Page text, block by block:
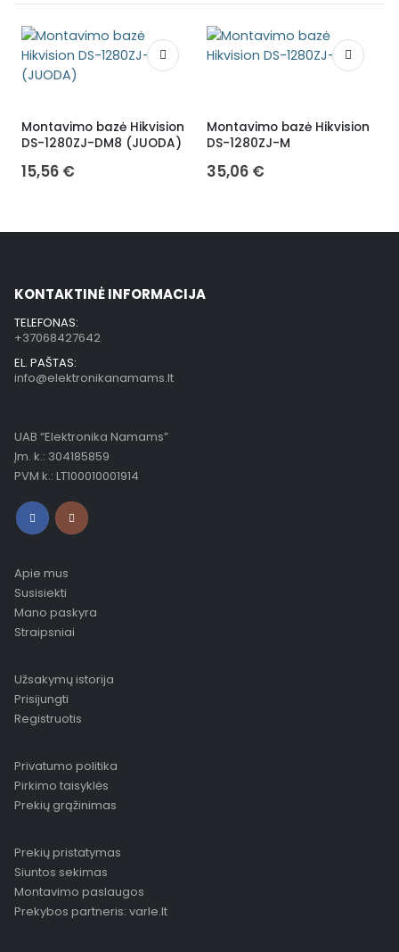
Montavimo bazė Hikvision
DS-1280ZJ-DM8 (JUODA)
15,56 €
Montavimo bazė Hikvision
DS-1280ZJ-M
35,06 €
KONTAKTINĖ INFORMACIJA
TELEFONAS:
+37068427642
EL. PAŠTAS:
info@elektronikanamams.lt
UAB “Elektronika Namams”
Įm. k.: 304185859
PVM k.: LT100010001914
Apie mus
Susisiekti
Mano paskyra
Straipsniai
Užsakymų istorija
Prisijungti
Registruotis
Privatumo politika
Pirkimo taisyklės
Prekių grąžinimas
Prekių pristatymas
Siuntos sekimas
Montavimo paslaugos
Prekybos partneris: varle.lt